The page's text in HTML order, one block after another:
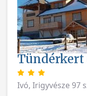
Tündérkert
Ivó, Irigyvésze 97